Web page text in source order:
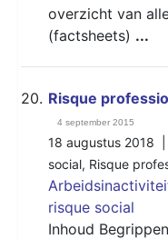
overzicht van
(factsheets) ...
20. Risque
4 september 2015
18 augustus 2018 |
social, Risque
risque social
Inhoud